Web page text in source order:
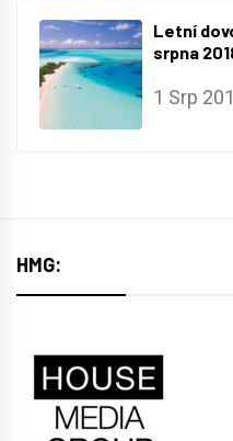
Letní
srpna
1 Srp
HMG: